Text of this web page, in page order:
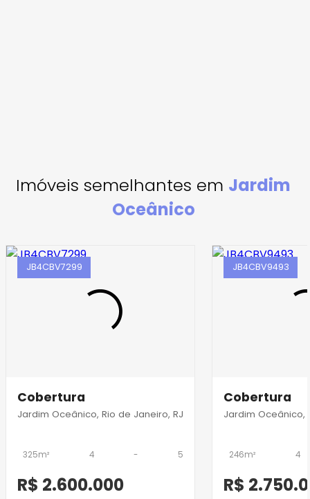
Imóveis semelhantes em Jardim
Oceânico
JB4CBV7299
Cobertura
Jardim Oceânico, Rio de Janeiro, RJ
325m² 4 - 5
R$ 2.600.000
JB4CBV9493
Cobertura
Jardim Oceânico,
246m² 4
R$